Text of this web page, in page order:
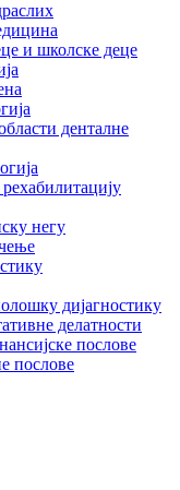
и школске деце
денталне
негу
дијагностику
делатности
послове
послове